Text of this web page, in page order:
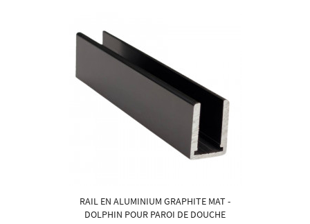
RAIL EN ALUMINIUM GRAPHITE MAT -
DOLPHIN POUR PAROI DE DOUCHE